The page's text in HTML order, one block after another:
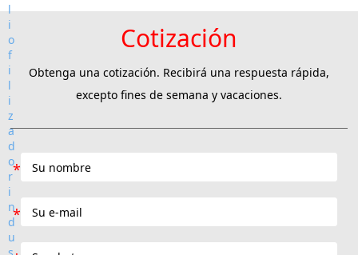
Cotización
Obtenga una cotización. Recibirá una respuesta rápida,
excepto fines de semana y vacaciones.